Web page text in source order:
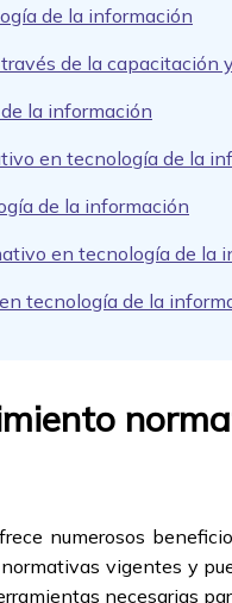
de la información
de la capacitación
la información
en tecnología de la
de la información
en tecnología de la
tecnología de la
numerosos
vigentes y
necesarias